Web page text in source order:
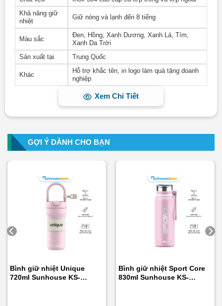
Bình Giữ Nhiệt Có Quai Xách 500ml Q128 –
3. Hình ảnh thực tế
Dưới đây là một số ảnh thực tế
bình giữ nhiệt quà tặng
do Bình Nước Teen in logo, khắc tên theo yêu cầu khách
hàng làm quà tặng cao cấp. Chúng tôi cam kết in ấn, khắc
Liên hệ hotline:0975.759.649
để được nhân viên kinh
Khả năng giữ
nhiệt
Giữ nóng và lạnh đến 8 tiếng
Màu sắc
Đen, Hồng, Xanh Dương, Xanh Lá, Tím,
Xanh Da Trời
Sản xuất tại
Trung Quốc
Khác
Hỗ trợ khắc tên, in logo làm quà tặng doanh
nghiệp
Xem Chi Tiết
GỢI Ý DÀNH CHO BẠN
Bình giữ nhiệt Unique
720ml Sunhouse KS-
Bình giữ nhiệt Sport Core
830ml Sunhouse KS-